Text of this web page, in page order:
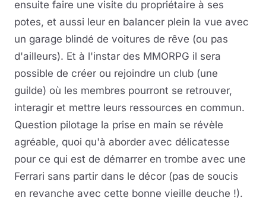
ensuite faire une visite du propriétaire à ses
potes, et aussi leur en balancer plein la vue avec
un garage blindé de voitures de rêve (ou pas
d'ailleurs). Et à l'instar des MMORPG il sera
possible de créer ou rejoindre un club (une
guilde) où les membres pourront se retrouver,
interagir et mettre leurs ressources en commun.
Question pilotage la prise en main se révèle
agréable, quoi qu'à aborder avec délicatesse
pour ce qui est de démarrer en trombe avec une
Ferrari sans partir dans le décor (pas de soucis
en revanche avec cette bonne vieille deuche !).